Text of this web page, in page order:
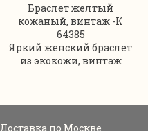
Браслет желтый
кожаный, винтаж -К
64385
Яркий женский браслет
из экокожи, винтаж
Доставка по Москве